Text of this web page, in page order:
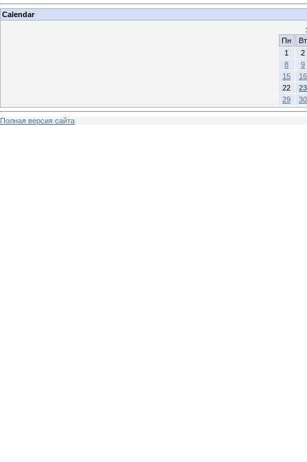
Calendar
Пн
Вт
1
2
8
9
15
16
22
23
29
30
Полная версия сайта